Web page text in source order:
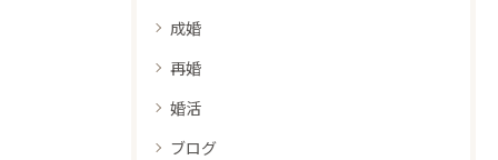
成婚
再婚
婚活
ブログ